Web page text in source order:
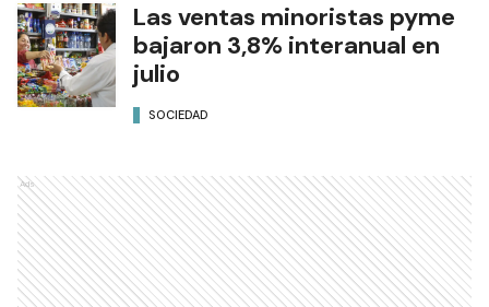
Las ventas minoristas pyme
bajaron 3,8% interanual en
julio
SOCIEDAD
Ads